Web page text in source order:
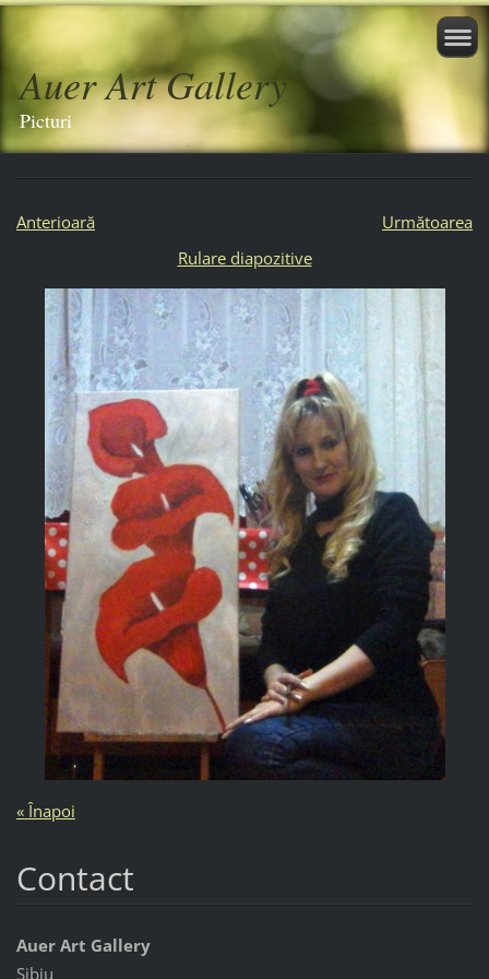
Auer Art Gallery
Picturi
Anterioară
Următoarea
Rulare diapozitive
« Înapoi
Contact
Auer Art Gallery
Sibiu